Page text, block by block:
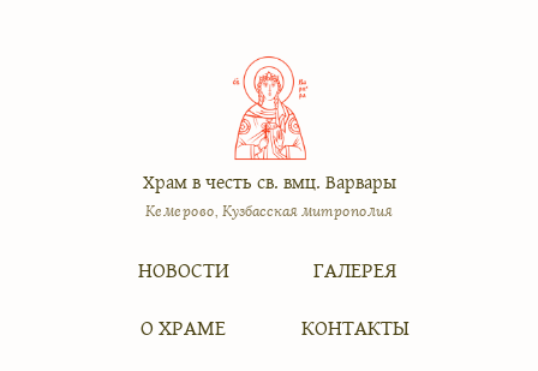
Храм в честь св. вмц. Варвары
Кемерово, Кузбасская митрополия
НОВОСТИ
О ХРАМЕ
ГАЛЕРЕЯ
КОНТАКТЫ